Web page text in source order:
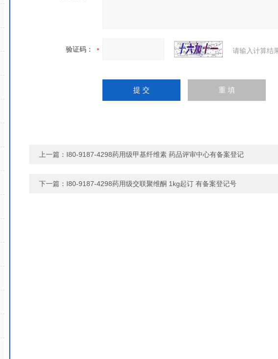
验证码： 请输入计算结
上一篇： I80-9187-4298药用级甲基纤维素 药品评审中心有备案登记
下一篇： I80-9187-4298药用级交联聚维酮 1kg起订 有备案登记号